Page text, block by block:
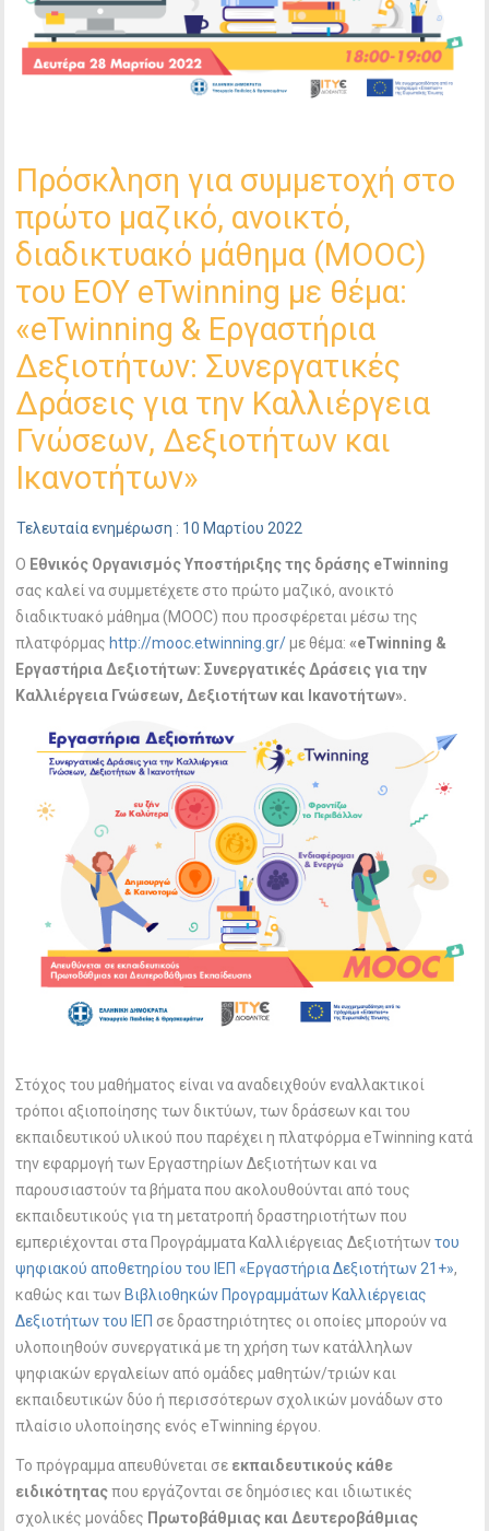
Πρόσκληση για συμμετοχή στο
πρώτο μαζικό, ανοικτό,
διαδικτυακό μάθημα (ΜΟΟC)
του ΕΟΥ eTwinning με θέμα:
«eTwinning & Eργαστήρια
Δεξιοτήτων: Συνεργατικές
Δράσεις για την Καλλιέργεια
Γνώσεων, Δεξιοτήτων και
Ικανοτήτων»
Τελευταία ενημέρωση : 10 Μαρτίου 2022
Ο Εθνικός Οργανισμός Υποστήριξης της δράσης eTwinning
σας καλεί να συμμετέχετε στο πρώτο μαζικό, ανοικτό
διαδικτυακό μάθημα (MOOC) που προσφέρεται μέσω της
πλατφόρμας http://mooc.etwinning.gr/με θέμα:«eTwinning &
Εργαστήρια Δεξιοτήτων: Συνεργατικές Δράσεις για την
Καλλιέργεια Γνώσεων, Δεξιοτήτων και Ικανοτήτων».
Στόχος του μαθήματος είναι να αναδειχθούν εναλλακτικοί
τρόποι αξιοποίησης των δικτύων, των δράσεων και του
εκπαιδευτικού υλικού που παρέχει η πλατφόρμα eTwinning κατά
την εφαρμογή των Εργαστηρίων Δεξιοτήτων και να
παρουσιαστούν τα βήματα που ακολουθούνται από τους
εκπαιδευτικούς για τη μετατροπή δραστηριοτήτων που
εμπεριέχονται στα Προγράμματα Καλλιέργειας Δεξιοτήτωντου
ψηφιακού αποθετηρίου του ΙΕΠ «Εργαστήρια Δεξιοτήτων 21+»,
καθώς και των Βιβλιοθηκών Προγραμμάτων Καλλιέργειας
Δεξιοτήτων του ΙΕΠ σε δραστηριότητες οι οποίες μπορούν να
υλοποιηθούν συνεργατικά με τη χρήση των κατάλληλων
ψηφιακών εργαλείων από ομάδες μαθητών/τριών και
εκπαιδευτικών δύο ή περισσότερων σχολικών μονάδων στο
πλαίσιο υλοποίησης ενός eTwinning έργου.
Το πρόγραμμα απευθύνεται σε εκπαιδευτικούς κάθε
ειδικότηταςπου εργάζονται σε δημόσιες και ιδιωτικές
σχολικές μονάδες Πρωτοβάθμιας και Δευτεροβάθμιας